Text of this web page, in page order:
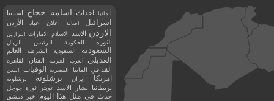
ألمانيا احداث اسامه حجاج اسبانيا
اسرائيل اصابة اعلان اعياد الأردن
الاردن الاسد الاسلام الامارات البرازيل
الثورة الحكومة الرئيس الريال
السعودية السعوديه الشرطة العالم
العديلي العرب العربية الفنان القاهرة
القذافي المانيا المصرية الوفيات اليمن
امريكا ايران برشلونة برشلونه
بريطانيا بشار الاسد تويتر ثورة جوجل
حدث في مثل هذا اليوم خبر دمشق